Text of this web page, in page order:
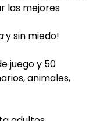
las mejores
y sin miedo!
juego y 50
animales,